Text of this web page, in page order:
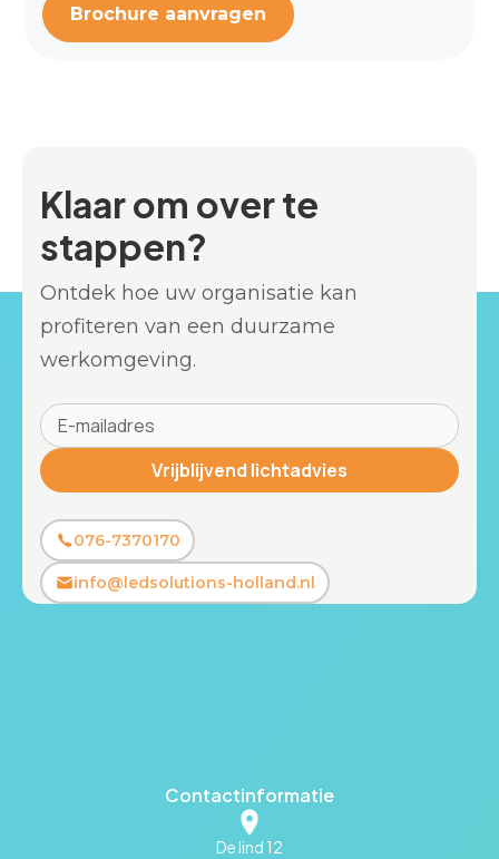
Brochure aanvragen
Klaar om over te
stappen?
Ontdek hoe uw organisatie kan
profiteren van een duurzame
werkomgeving.
076-7370170
info@ledsolutions-holland.nl
Contactinformatie
De lind 12